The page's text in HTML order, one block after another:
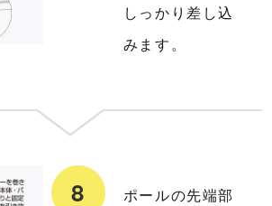
しっかり差し込
みます。
ポールの先端部